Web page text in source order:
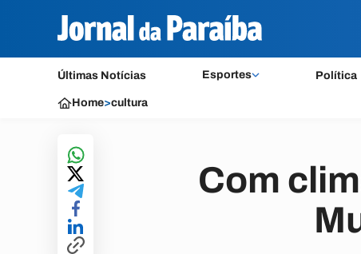
Últimas Notícias Esportes Política
Home>cultura
Com